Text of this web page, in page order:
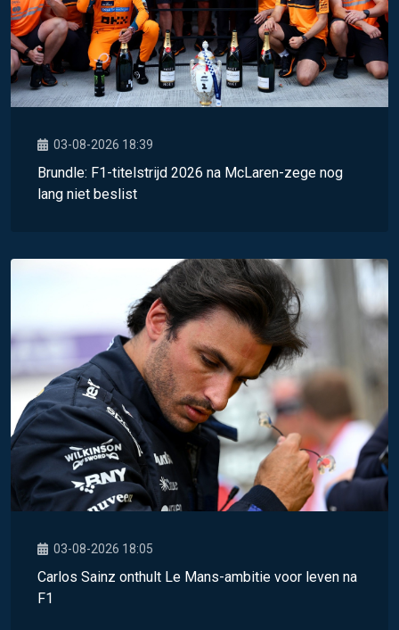
03-08-2026 18:39
Brundle: F1-titelstrijd 2026 na McLaren-zege nog
lang niet beslist
03-08-2026 18:05
Carlos Sainz onthult Le Mans-ambitie voor leven na
F1